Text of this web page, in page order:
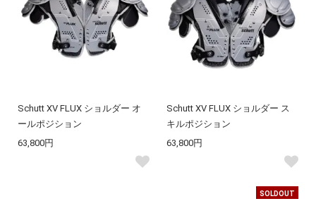
Schutt XV FLUX ショルダー オ
ールポジション
63,800円
Schutt XV FLUX ショルダー ス
キルポジション
63,800円
SOLDOUT